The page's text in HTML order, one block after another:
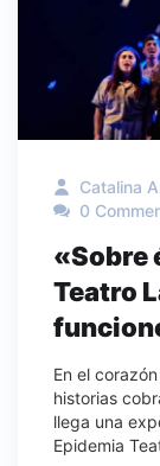
Catalina
0
«Sobre
Teatro
En el
historias
llega una
Epidemia